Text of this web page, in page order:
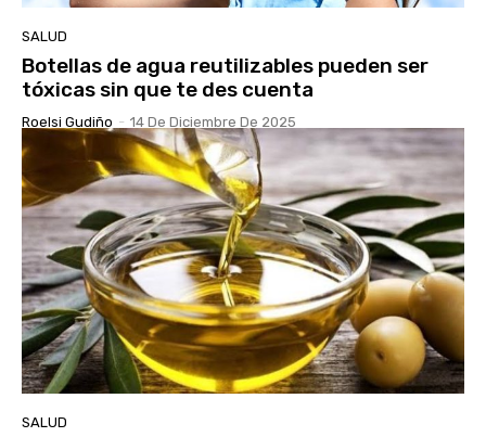
SALUD
Botellas de agua reutilizables pueden ser
tóxicas sin que te des cuenta
Roelsi Gudiño - 14 De Diciembre De 2025
SALUD